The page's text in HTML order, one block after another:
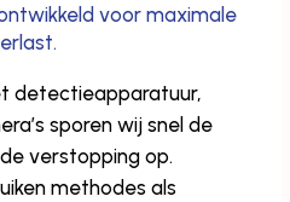
voor maximale
detectieapparatuur,
sporen wij snel de
verstopping op.
methodes als